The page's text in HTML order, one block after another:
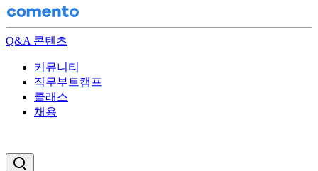
Q&A 콘텐츠
커뮤니티
직무부트캠프
클래스
채용